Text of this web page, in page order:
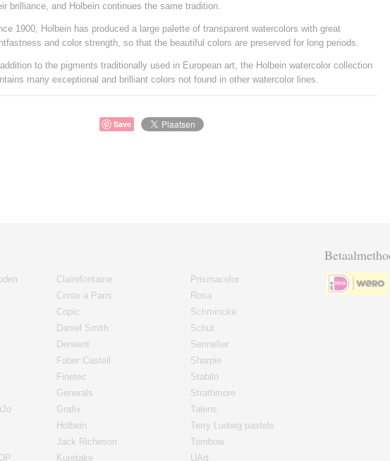
brilliance, and Holbein continues the same tradition.
1900, Holbein has produced a large palette of transparent watercolors with great
and color strength, so that the beautiful colors are preserved for long periods.
addition to the pigments traditionally used in European art, the Holbein watercolor collection
many exceptional and brilliant colors not found in other watercolor lines.
Save
Clairefontaine
Conte a Paris
Copic
Daniel Smith
Derwent
Faber Castell
Finetec
Generals
Grafix
Holbein
Jack Richeson
Kuretake
Prismacolor
Rosa
Schmincke
Schut
Sennelier
Sharpie
Stabilo
Strathmore
Talens
Terry Ludwig pastels
Tombow
UArt